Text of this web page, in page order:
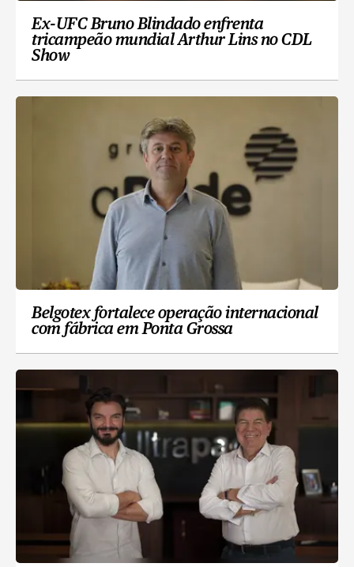
Ex-UFC Bruno Blindado enfrenta
tricampeão mundial Arthur Lins no CDL
Show
Belgotex fortalece operação internacional
com fábrica em Ponta Grossa